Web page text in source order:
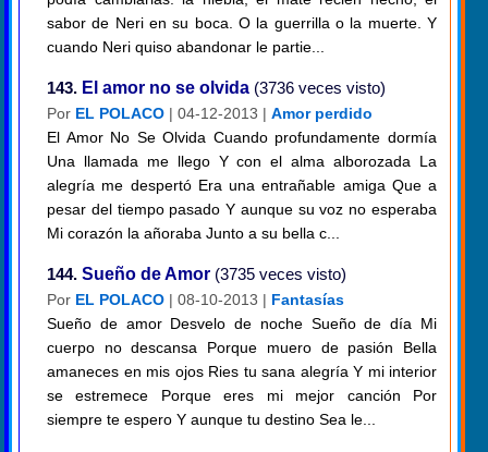
sabor de Neri en su boca. O la guerrilla o la muerte. Y
cuando Neri quiso abandonar le partie...
143. El amor no se olvida (3736 veces visto)
Por EL POLACO | 04-12-2013 | Amor perdido
El Amor No Se Olvida Cuando profundamente dormía
Una llamada me llego Y con el alma alborozada La
alegría me despertó Era una entrañable amiga Que a
pesar del tiempo pasado Y aunque su voz no esperaba
Mi corazón la añoraba Junto a su bella c...
144. Sueño de Amor (3735 veces visto)
Por EL POLACO | 08-10-2013 | Fantasías
Sueño de amor Desvelo de noche Sueño de día Mi
cuerpo no descansa Porque muero de pasión Bella
amaneces en mis ojos Ries tu sana alegría Y mi interior
se estremece Porque eres mi mejor canción Por
siempre te espero Y aunque tu destino Sea le...